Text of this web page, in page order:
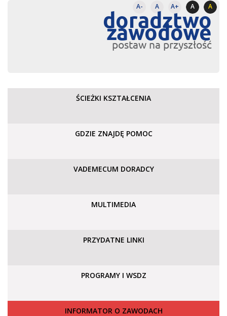
A- A A+ A A
doradztwo
zawodowe
postaw na przyszłość
ŚCIEŻKI KSZTAŁCENIA
GDZIE ZNAJDĘ POMOC
VADEMECUM DORADCY
MULTIMEDIA
PRZYDATNE LINKI
PROGRAMY I WSDZ
INFORMATOR O ZAWODACH